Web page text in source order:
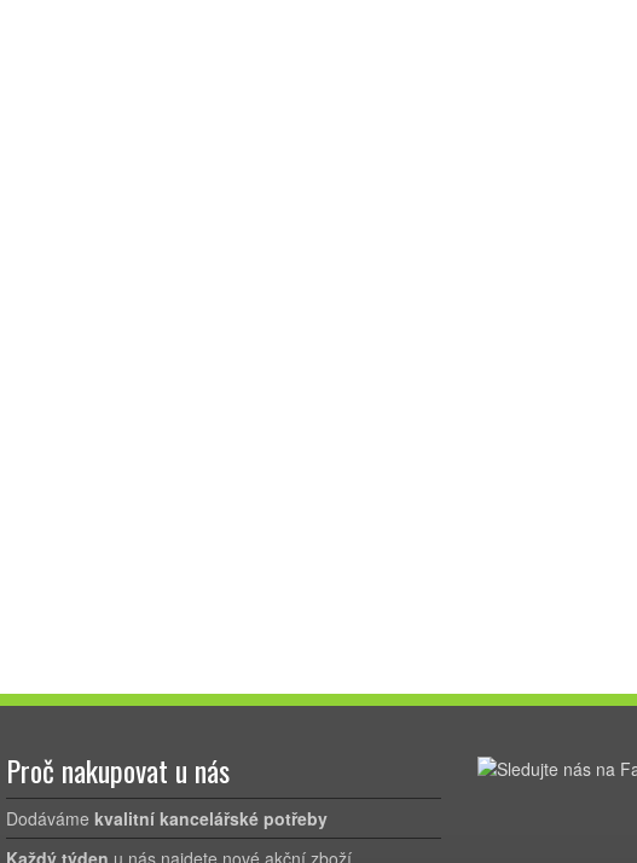
Proč nakupovat u nás
Dodáváme kvalitní kancelářské potřeby
Každý týden u nás najdete nové akční zboží